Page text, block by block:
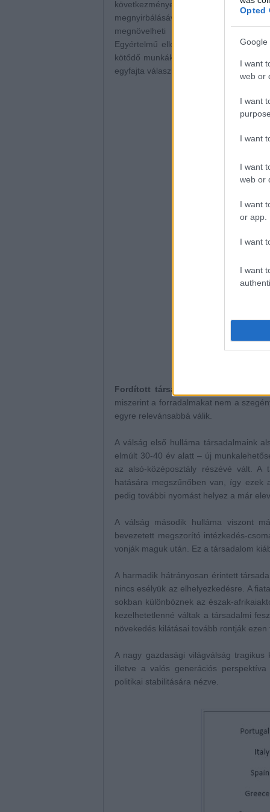
Opted
Google
I want
web or
I want
I want
I want
web or
I want
or app.
I want
I want
következménye, mely mindenhol a
megnyirbálásával jár a különböző
megnövelheti a munkanélküliségi
Egyértelmű ellentét van a könnyen
kötődő munkák iránti kereslet között
egyfajta válaszként a globalizáció
. ábra:
Fordított társadalmi mobilitás.
miszerint a forradalmakat nem a
egyre relevánsabbá válik.
A válság első hulláma társadalmaink
elmúlt 30-40 év alatt – új
az alsó-középosztály részévé vált. A
hatására megszűnőben van, így ezek
pedig további nyomást helyez a már
A válság második hulláma viszont
bevezetett megszorító intézkedés-
vonják maguk után. Ez a társadalom
A harmadik hátrányosan érintett
nincs esélyük az elhelyezkedésre. A
sokban különböznek az észak-
kezelhetetlenné váltak a társadalmi
növekedés kilátásai tovább rontják
A nagy gazdasági világválság tragikus
illetve a valós generációs
politikai stabilitására nézve.